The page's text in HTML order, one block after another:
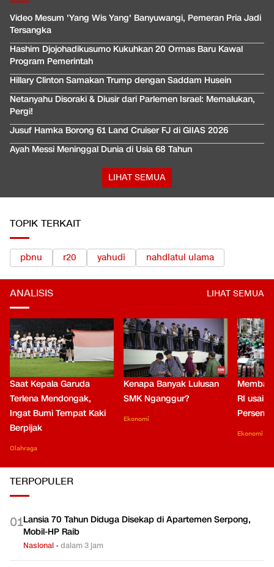
Video Mesum 'Yang Wis Yang' Banyuwangi, Pemeran Pria Jadi
Tersangka
Hashim Djojohadikusumo Kukuhkan 20 Ormas Baru Kawal
Program Pemerintah
Hillary Clinton Samakan Trump dengan Saddam Husein
Netanyahu Disoraki & Diusir dari Parlemen Israel: Memalukan,
Pergi!
Jusuf Hamka Borong 61 Land Cruiser FJ di GIIAS 2026
Ayah Messi Meninggal Dunia di Usia 68 Tahun
LIHAT SEMUA
TOPIK TERKAIT
pbnu r20 yahudi nahdlatul ulama
ANALISIS LIHAT SEMUA
Saat Kepala Garuda
Terlena Mendongak,
Ingat Bumi Tempat Kaki
Berpijak
Olahraga
Kenapa Banyak Lulusan
SMK Nganggur?
Ekonomi
RI usai
Persen
Ekonomi
TERPOPULER
01Lansia 70 Tahun Diduga Disekap di Apartemen Serpong,
Mobil-HP Raib
Nasional •dalam 3 jam